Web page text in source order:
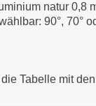
natur 0,8
90°, 70°
Tabelle mit